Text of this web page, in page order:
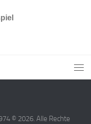
© 2026. Alle Rechte